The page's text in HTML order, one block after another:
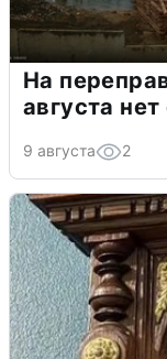
На
августа
9 августа 2